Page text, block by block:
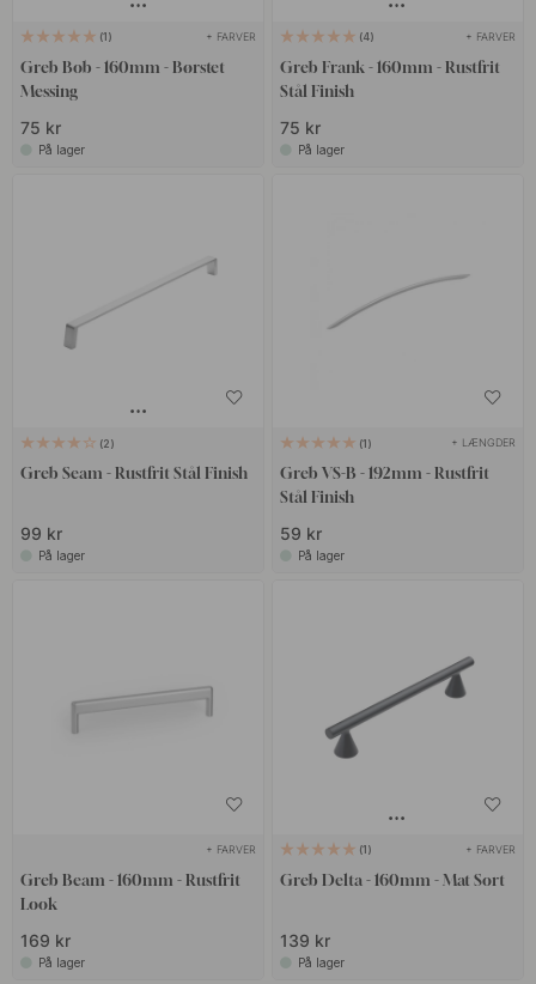
1 + FARVER
Greb Bob - 160mm - Børstet
Messing
75 kr
På lager
4 + FARVER
Greb Frank - 160mm - Rustfrit
Stål Finish
75 kr
På lager
2
Greb Seam - Rustfrit Stål Finish
99 kr
På lager
1 + LÆNGDER
Greb VS-B - 192mm - Rustfrit
Stål Finish
59 kr
På lager
+ FARVER
Greb Beam - 160mm - Rustfrit
Look
169 kr
På lager
1 + FARVER
Greb Delta - 160mm - Mat Sort
139 kr
På lager